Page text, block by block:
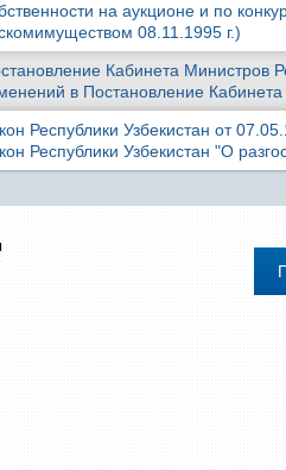
на аукционе и по
08.11.1995 г.)
Кабинета Министров
в Постановление
Республики Узбекистан от
Республики Узбекистан "О